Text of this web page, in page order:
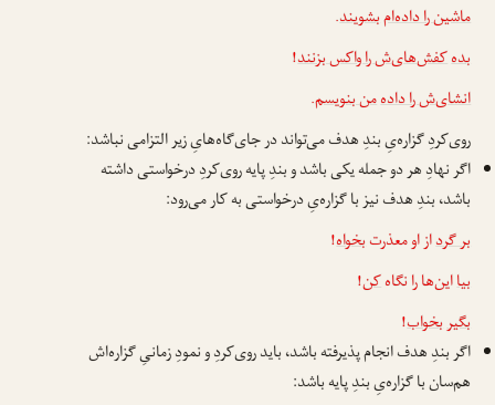
ماشین را داده‌امبشویند.
بدهکفش‌های‌ش را واکس بزنند!
انشای‌ش را دادهمن بنویسم.
روی‌کردِ گزاره‌یِ بندِ هدف می‌تواند در جای‌گاه‌هایِ زیر التزامی نباشد:
اگر نهادِ هر دو جمله یکی باشد و بندِ پایه روی‌کردِ درخواستی داشته
باشد، بندِ هدف نیز با گزاره‌یِ درخواستی به کار می‌رود:
بر گرداز او معذرتبخواه!
بیااین‌ها را نگاهکن!
بگیربخواب!
اگر بندِ هدف انجام پذیرفته باشد، باید روی‌کردِ و نمودِ زمانیِ گزاره‌اش
هم‌سان با گزاره‌یِ بندِ پایه باشد: